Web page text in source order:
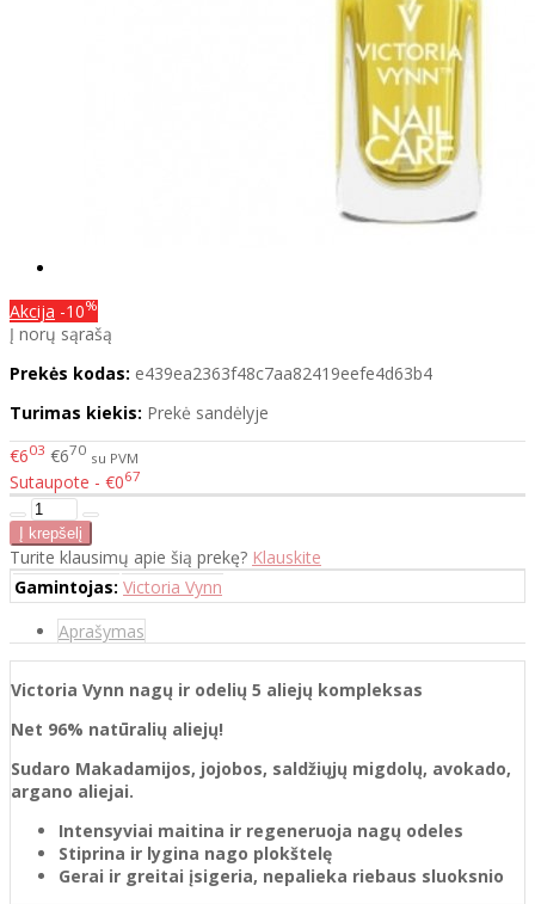
Akcija -10%
Į norų sąrašą
Prekės kodas: e439ea2363f48c7aa82419eefe4d63b4
Turimas kiekis: Prekė sandėlyje
€603 €670 su PVM
Sutaupote - €067
Turite klausimų apie šią prekę? Klauskite
Gamintojas: Victoria Vynn
Aprašymas
Victoria Vynn nagų ir odelių 5 aliejų kompleksas
Net 96% natūralių aliejų!
Sudaro Makadamijos, jojobos, saldžiųjų migdolų, avokado,
argano aliejai.
Intensyviai maitina ir regeneruoja nagų odeles
Stiprina ir lygina nago plokštelę
Gerai ir greitai įsigeria, nepalieka riebaus sluoksnio